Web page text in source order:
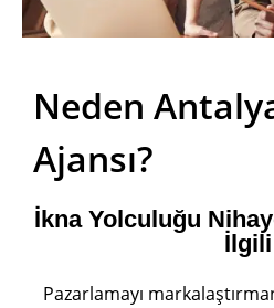
Neden
Ajansı?
İkna Yolculuğu
İlgili
Pazarlamayı